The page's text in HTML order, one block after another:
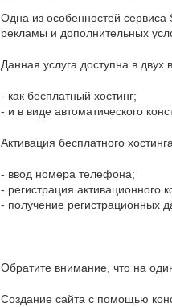
Одна из особенностей сервиса
рекламы и дополнительных
Данная услуга доступна в двух
- как бесплатный хостинг;
- и в виде автоматического
Активация бесплатного
- ввод номера телефона;
- регистрация активационного
- получение регистрационных
Обратите внимание, что на
Создание сайта с помощью